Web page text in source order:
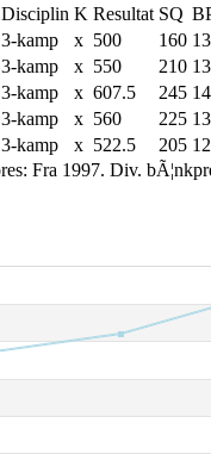
Disciplin K Resultat SQ
3-kamp x 500 160
3-kamp x 550 210
3-kamp x 607.5 245
3-kamp x 560 225
3-kamp x 522.5 205
Fra 1997. Div.